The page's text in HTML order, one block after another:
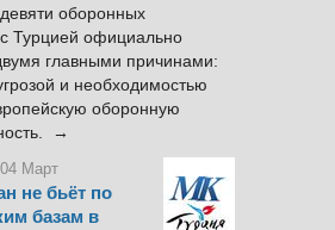
оборонных
Турцией официально
главными причинами:
и необходимостью
оборонную
→
| 04 Март
не бьёт по
базам в